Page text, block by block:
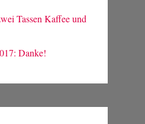
Tassen Kaffee und
Danke!